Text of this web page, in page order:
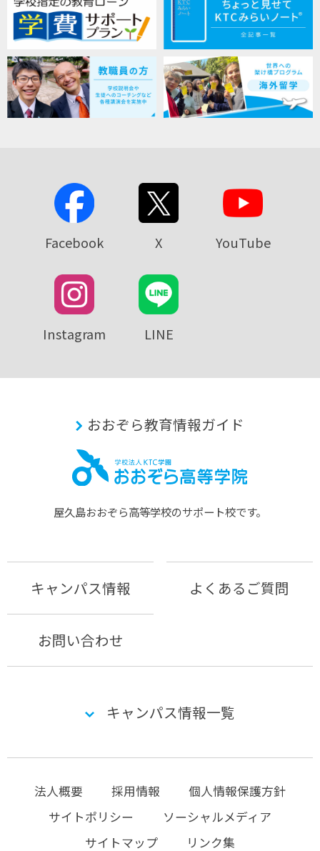
Facebook X YouTube
Instagram LINE
おおぞら教育情報ガイド
屋久島おおぞら⾼等学校のサポート校です。
キャンパス情報 よくあるご質問
お問い合わせ
キャンパス情報一覧
法人概要 採用情報
個人情報保護方針
サイトポリシー
ソーシャルメディア
サイトマップ
リンク集